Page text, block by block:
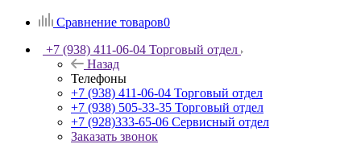
Сравнение товаров0
+7 (938) 411-06-04 Торговый отдел
Назад
Телефоны
+7 (938) 411-06-04 Торговый отдел
+7 (938) 505-33-35 Торговый отдел
+7 (928)333-65-06 Сервисный отдел
Заказать звонок